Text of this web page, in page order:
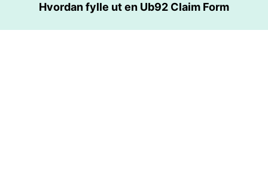
Helsebransjen Psykisk Helse Folkehelse Og
Sikkerhet Kirurgi Og Prosedyrer Helse
Hvordan fylle ut en Ub92 Claim Form